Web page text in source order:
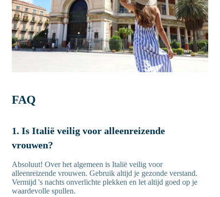
FAQ
1. Is Italië veilig voor alleenreizende
vrouwen?
Absoluut! Over het algemeen is Italië veilig voor
alleenreizende vrouwen. Gebruik altijd je gezonde verstand.
Vermijd 's nachts onverlichte plekken en let altijd goed op je
waardevolle spullen.